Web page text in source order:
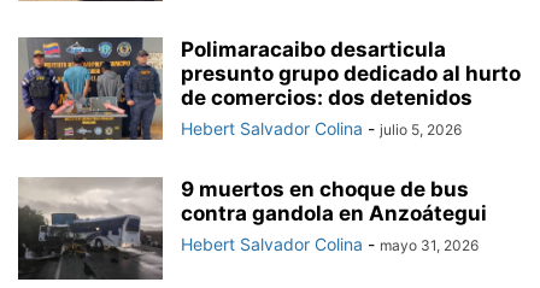
Polimaracaibo desarticula
presunto grupo dedicado al hurto
de comercios: dos detenidos
Hebert Salvador Colina - julio 5, 2026
9 muertos en choque de bus
contra gandola en Anzoátegui
Hebert Salvador Colina - mayo 31, 2026